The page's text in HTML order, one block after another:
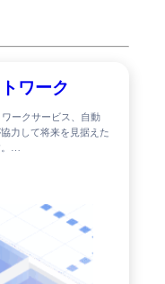
ワーク
ークサービス、自動
力して将来を見据えた
…